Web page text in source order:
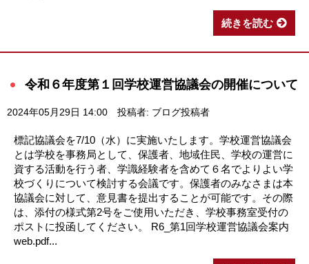
続きを読む
令和６年度第１回学校運営協議会の開催について
2024年05月29日 14:00 投稿者: ブログ投稿者
標記協議会を7/10（水）に実施いたします。学校運営協議会
とは学校を事務局として、保護者、地域住民、学校の運営に
資する活動を行う者、学識経験者を含めて６名でよりよい学
校づくりについて検討する会議です。保護者のみなさまは本
協議会に対して、意見書を提出することが可能です。その際
は、添付の様式第2号をご使用いただき、学校事務室受付の
ポストに投函してください。 R6_第1回学校運営協議会案内
web.pdf...